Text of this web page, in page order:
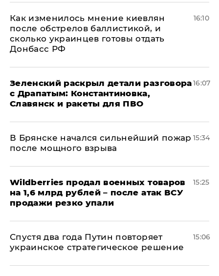
Как изменилось мнение киевлян
после обстрелов баллистикой, и
сколько украинцев готовы отдать
Донбасс РФ
16:10
​Зеленский раскрыл детали разговора
с Драпатым: Константиновка,
Славянск и ракеты для ПВО
16:07
В Брянске начался сильнейший пожар
после мощного взрыва
15:34
​Wildberries продал военных товаров
на 1,6 млрд рублей – после атак ВСУ
продажи резко упали
15:25
Спустя два года Путин повторяет
украинское стратегическое решение
15:06